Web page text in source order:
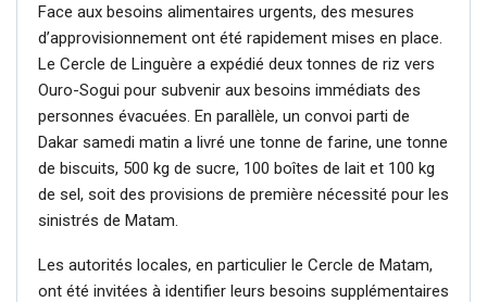
Face aux besoins alimentaires urgents, des mesures
d’approvisionnement ont été rapidement mises en place.
Le Cercle de Linguère a expédié deux tonnes de riz vers
Ouro-Sogui pour subvenir aux besoins immédiats des
personnes évacuées. En parallèle, un convoi parti de
Dakar samedi matin a livré une tonne de farine, une tonne
de biscuits, 500 kg de sucre, 100 boîtes de lait et 100 kg
de sel, soit des provisions de première nécessité pour les
sinistrés de Matam.
Les autorités locales, en particulier le Cercle de Matam,
ont été invitées à identifier leurs besoins supplémentaires